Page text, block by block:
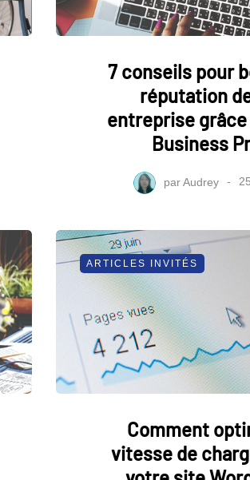
7 conseils pour
réputation
entreprise grâce
Business
parAudrey
ARTICLES INVITÉS
Comment
vitesse de